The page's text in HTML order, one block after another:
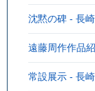
沈黙の碑 - 長
遠藤周作作品
常設展示 - 長